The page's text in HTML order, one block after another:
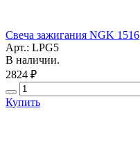
Свеча зажигания NGK 1516
Арт.: LPG5
В наличии.
2824 ₽
Купить